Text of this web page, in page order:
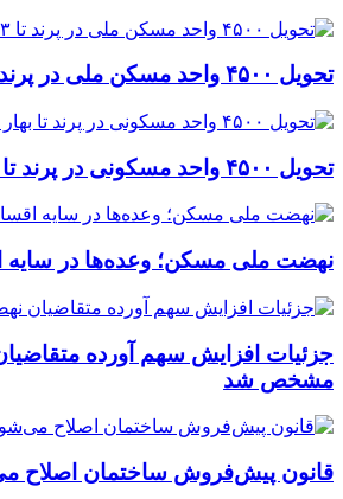
تحویل ۴۵۰۰ واحد مسکن ملی در پرند تا ۳ روز دیگر
تحویل ۴۵۰۰ واحد مسکونی در پرند تا بهار ۱۴۰۴
نهضت ملی مسکن؛ وعده‌ها در
جزئیات افزایش سهم آورده
مشخص شد
قانون پیش‌فروش ساختمان اصلاح